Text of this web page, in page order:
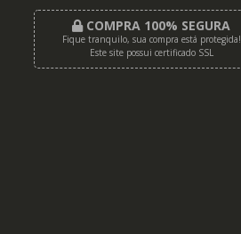
COMPRA 100% SEGURA
Fique tranquilo, sua compra está protegida!
Este site possui certificado SSL